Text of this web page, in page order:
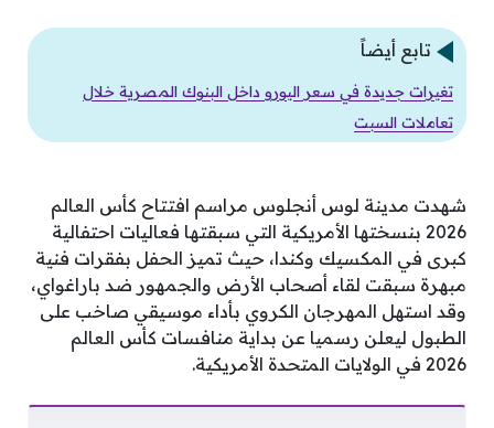
تابع أيضاً
تغيرات جديدة في سعر اليورو داخل البنوك المصرية خلال
تعاملات السبت
شهدت مدينة لوس أنجلوس مراسم افتتاح كأس العالم
2026 بنسختها الأمريكية التي سبقتها فعاليات احتفالية
كبرى في المكسيك وكندا، حيث تميز الحفل بفقرات فنية
مبهرة سبقت لقاء أصحاب الأرض والجمهور ضد باراغواي،
وقد استهل المهرجان الكروي بأداء موسيقي صاخب على
الطبول ليعلن رسميا عن بداية منافسات كأس العالم
2026 في الولايات المتحدة الأمريكية.